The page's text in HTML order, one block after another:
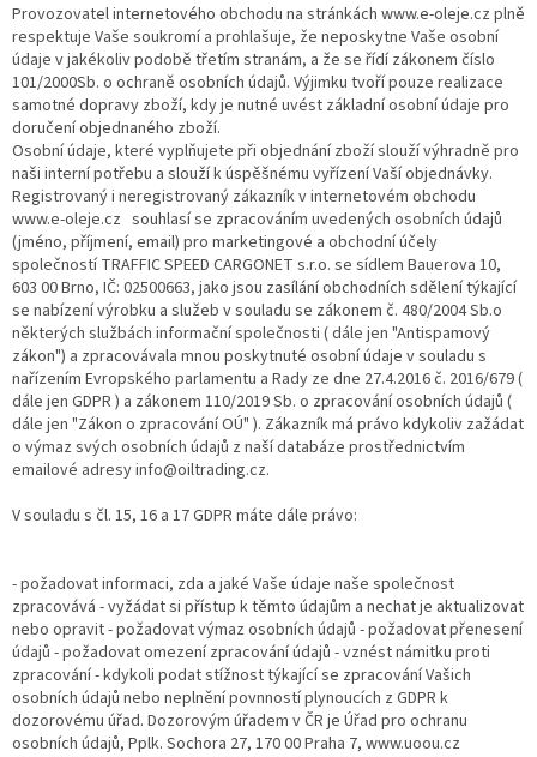
Provozovatel internetového obchodu na stránkách www.e-oleje.cz plně
respektuje Vaše soukromí a prohlašuje, že neposkytne Vaše osobní
údaje v jakékoliv podobě třetím stranám, a že se řídí zákonem číslo
101/2000Sb. o ochraně osobních údajů. Výjimku tvoří pouze realizace
samotné dopravy zboží, kdy je nutné uvést základní osobní údaje pro
doručení objednaného zboží.
Osobní údaje, které vyplňujete při objednání zboží slouží výhradně pro
naši interní potřebu a slouží k úspěšnému vyřízení Vaší objednávky.
Registrovaný i neregistrovaný zákazník v internetovém obchodu
www.e-oleje.cz souhlasí se zpracováním uvedených osobních údajů
(jméno, příjmení, email) pro marketingové a obchodní účely
společností TRAFFIC SPEED CARGONET s.r.o. se sídlem Bauerova 10,
603 00 Brno, IČ: 02500663, jako jsou zasílání obchodních sdělení týkající
se nabízení výrobku a služeb v souladu se zákonem č. 480/2004 Sb.o
některých službách informační společnosti ( dále jen "Antispamový
zákon") a zpracovávala mnou poskytnuté osobní údaje v souladu s
nařízením Evropského parlamentu a Rady ze dne 27.4.2016 č. 2016/679 (
dále jen GDPR ) a zákonem 110/2019 Sb. o zpracování osobních údajů (
dále jen "Zákon o zpracování OÚ" ). Zákazník má právo kdykoliv zažádat
o výmaz svých osobních údajů z naší databáze prostřednictvím
emailové adresy info@oiltrading.cz.
V souladu s čl. 15, 16 a 17 GDPR máte dále právo:
- požadovat informaci, zda a jaké Vaše údaje naše společnost
zpracovává - vyžádat si přístup k těmto údajům a nechat je aktualizovat
nebo opravit - požadovat výmaz osobních údajů - požadovat přenesení
údajů - požadovat omezení zpracování údajů - vznést námitku proti
zpracování - kdykoli podat stížnost týkající se zpracování Vašich
osobních údajů nebo neplnění povnností plynoucích z GDPR k
dozorovému úřad. Dozorovým úřadem v ČR je Úřad pro ochranu
osobních údajů, Pplk. Sochora 27, 170 00 Praha 7, www.uoou.cz